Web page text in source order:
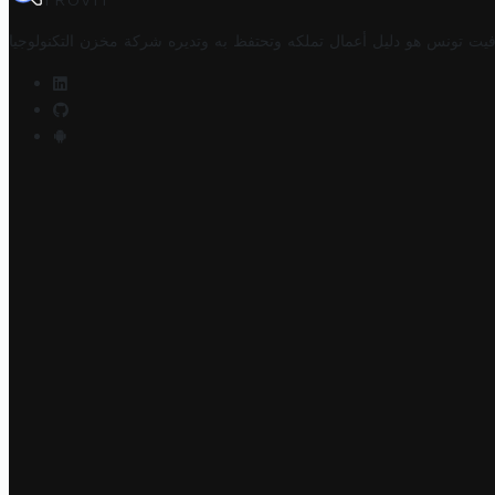
تونس هو دليل أعمال تملكه وتحتفظ به وتديره شركة مخزن التكنولوجيا